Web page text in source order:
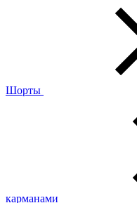
Шорты
карманами